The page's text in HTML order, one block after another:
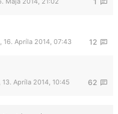
12
16. Apríla 2014, 07:43
62
13. Apríla 2014, 10:45